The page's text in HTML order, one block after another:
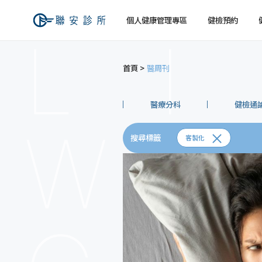
個人健康管理專區 健檢預約
健檢預約
健康檢查
關於聯安
交通資訊
首頁 醫周刊
醫療分科 健檢通
搜尋標籤 客製化